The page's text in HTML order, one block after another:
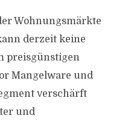
Wohnungsmärkte
derzeit keine
preisgünstigen
Mangelware und
verschärft
und